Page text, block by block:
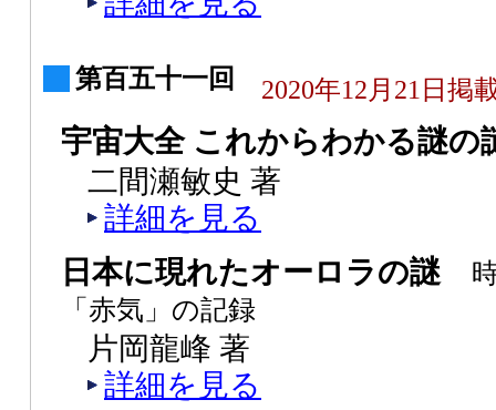
第百五十一回 2020年12月21日掲
宇宙大全 これからわかる謎の
二間瀬敏史 著
詳細を見る
日本に現れたオーロラの謎
「赤気」の記録
片岡龍峰 著
詳細を見る